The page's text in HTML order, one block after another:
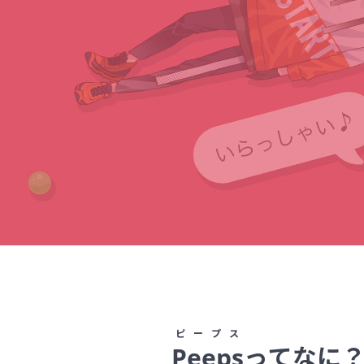
Peeps
ピープス
ってなに